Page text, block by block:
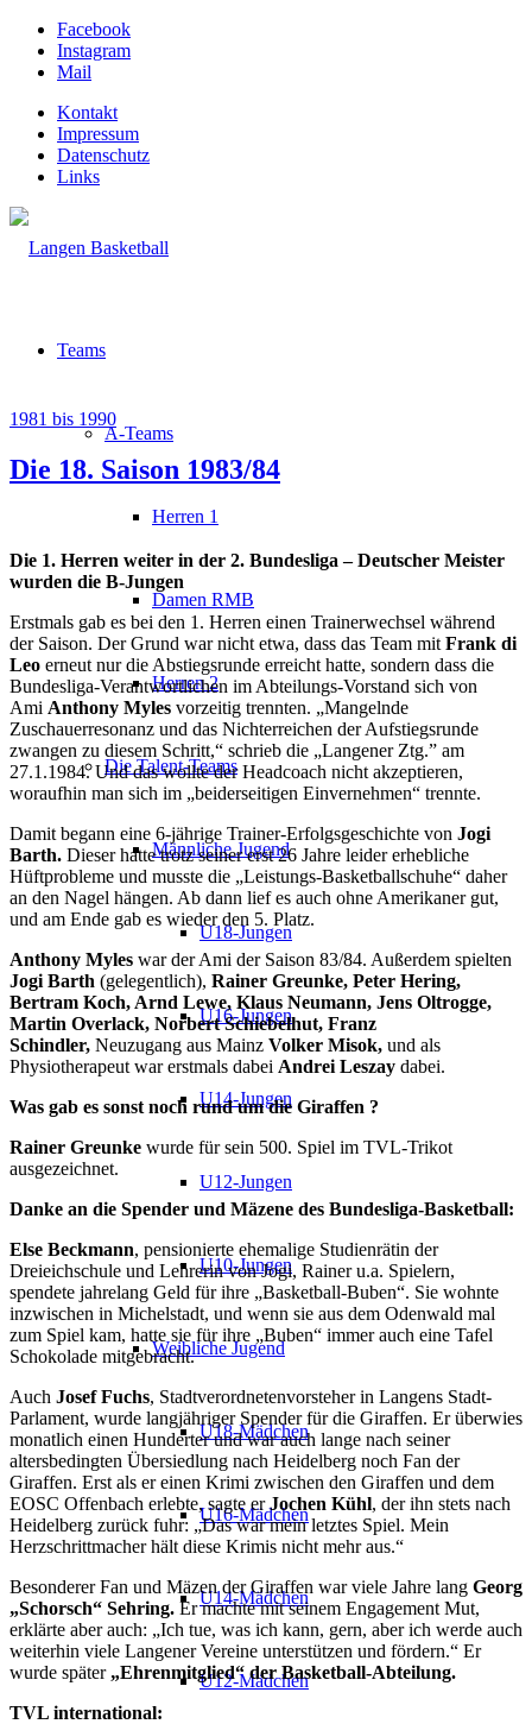
Facebook
Instagram
Mail
Kontakt
Impressum
Datenschutz
Links
Teams
A-Teams
Herren 1
Damen RMB
Herren 2
Die Talent-Teams
Männliche Jugend
U18-Jungen
U16-Jungen
U14-Jungen
U12-Jungen
U10-Jungen
Weibliche Jugend
U18-Mädchen
U16-Mädchen
U14-Mädchen
U12-Mädchen
1981 bis 1990
Die 18. Saison 1983/84
Die 1. Herren weiter in der 2. Bundesliga – Deutscher Meister
wurden die B-Jungen
Erstmals gab es bei den 1. Herren einen Trainerwechsel während
der Saison. Der Grund war nicht etwa, dass das Team mit Frank di
Leo erneut nur die Abstiegsrunde erreicht hatte, sondern dass die
Bundesliga-Verantwortlichen im Abteilungs-Vorstand sich von
Ami Anthony Myles vorzeitig trennten. „Mangelnde
Zuschauerresonanz und das Nichterreichen der Aufstiegsrunde
zwangen zu diesem Schritt,“ schrieb die „Langener Ztg.” am
27.1.1984. Und das wollte der Headcoach nicht akzeptieren,
woraufhin man sich im „beiderseitigen Einvernehmen“ trennte.
Damit begann eine 6-jährige Trainer-Erfolgsgeschichte von Jogi
Barth. Dieser hatte trotz seiner erst 26 Jahre leider erhebliche
Hüftprobleme und musste die „Leistungs-Basketballschuhe“ daher
an den Nagel hängen. Ab dann lief es auch ohne Amerikaner gut,
und am Ende gab es wieder den 5. Platz.
Anthony Myles war der Ami der Saison 83/84. Außerdem spielten
Jogi Barth (gelegentlich), Rainer Greunke, Peter Hering,
Bertram Koch, Arnd Lewe, Klaus Neumann, Jens Oltrogge,
Martin Overlack, Norbert Schiebelhut, Franz
Schindler, Neuzugang aus Mainz Volker Misok, und als
Physiotherapeut war erstmals dabei Andrei Leszay dabei.
Was gab es sonst noch rund um die Giraffen ?
Rainer Greunke wurde für sein 500. Spiel im TVL-Trikot
ausgezeichnet.
Danke an die Spender und Mäzene des Bundesliga-Basketball:
Else Beckmann, pensionierte ehemalige Studienrätin der
Dreieichschule und Lehrerin von Jogi, Rainer u.a. Spielern,
spendete jahrelang Geld für ihre „Basketball-Buben“. Sie wohnte
inzwischen in Michelstadt, und wenn sie aus dem Odenwald mal
zum Spiel kam, hatte sie für ihre „Buben“ immer auch eine Tafel
Schokolade mitgebracht.
Auch Josef Fuchs, Stadtverordnetenvorsteher in Langens Stadt-
Parlament, wurde langjähriger Spender für die Giraffen. Er überwies
monatlich einen Hunderter und war auch lange nach seiner
altersbedingten Übersiedlung nach Heidelberg noch Fan der
Giraffen. Erst als er einen Krimi zwischen den Giraffen und dem
EOSC Offenbach erlebte, sagte erJochen Kühl, der ihn stets nach
Heidelberg zurück fuhr: „Das war mein letztes Spiel. Mein
Herzschrittmacher hält diese Krimis nicht mehr aus.“
Besonderer Fan und Mäzen der Giraffen war viele Jahre lang Georg
„Schorsch“ Sehring. Er machte mit seinem Engagement Mut,
erklärte aber auch: „Ich tue, was ich kann, gern, aber ich werde auch
weiterhin viele Langener Vereine unterstützen und fördern.“ Er
wurde später „Ehrenmitglied“ der Basketball-Abteilung.
TVL international: